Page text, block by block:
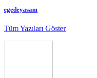
egedeyasam
Tüm Yazıları Göster